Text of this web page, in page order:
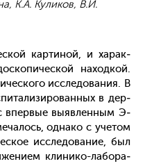
К.А. Куликов, В.И.
кар­ти­ной, и ха­рак­
на­ход­кой.
ис­сле­дова­ния. В
в дер­
с впер­вые вы­яв­ленным Э­
од­на­ко с уче­том
ис­сле­дова­ние, был
кли­нико-ла­бора­